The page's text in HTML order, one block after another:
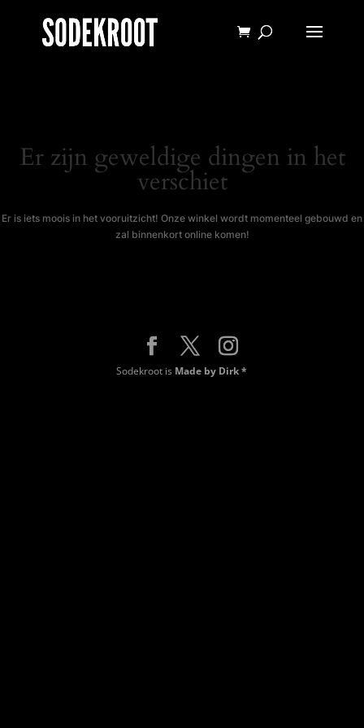
Er zijn geweldige dingen in het
verschiet
Er is iets moois in het vooruitzicht! Onze winkel wordt momenteel gebouwd en
zal binnenkort online komen!
Sodekroot is Made by Dirk *